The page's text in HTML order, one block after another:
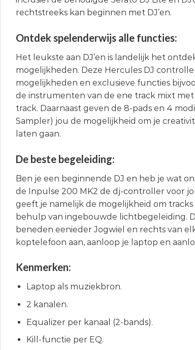
rechtstreeks kan beginnen met DJ’en.
Ontdek spelenderwijs alle functies:
Het leukste aan DJ’en is landelijk het
mogelijkheden. Deze Hercules DJ
mogelijkheden en exclusieve functies
de instrumenten van de ene track mixt
track. Daarnaast geven de 8-pads en 4
Sampler) jou de mogelijkheid om je
laten gaan.
De beste begeleiding:
Ben je een beginnende DJ en heb je wat
de Inpulse 200 MK2 de dj-controller voor
geeft je namelijk de mogelijkheid om
behulp van ingebouwde lichtbegeleiding.
beneden eenieder Jogwiel en rechts van
koptelefoon aan, aanloop je laptop en
Kenmerken:
Laptop als muziekbron.
2 kanalen.
Equalizer per kanaal (2-bands).
Kill-functie per EQ.